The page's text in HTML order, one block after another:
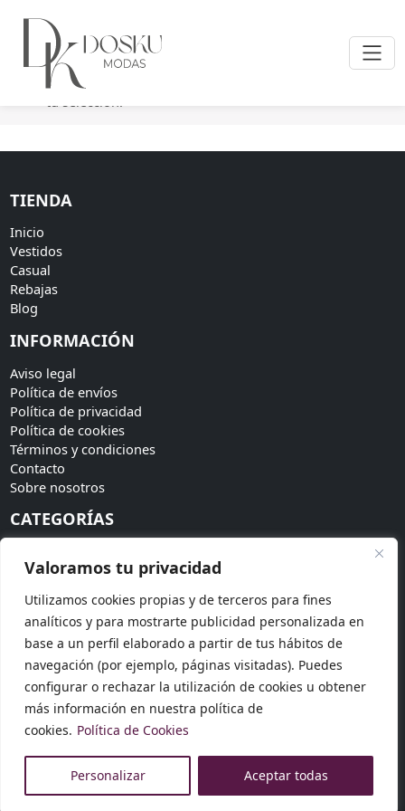
Valoramos tu privacidad
Utilizamos cookies propias y de terceros para fines
analíticos y para mostrarte publicidad personalizada en
base a un perfil elaborado a partir de tus hábitos de
navegación (por ejemplo, páginas visitadas). Puedes
configurar o rechazar la utilización de cookies u obtener
más información en nuestra política de
cookies. Política de Cookies
Personalizar Aceptar todas
No se han encontrado productos que coincidan con
tu selección.
TIENDA
Inicio
Vestidos
Casual
Rebajas
Blog
INFORMACIÓN
Aviso legal
Política de envíos
Política de privacidad
Política de cookies
Términos y condiciones
Contacto
Sobre nosotros
CATEGORÍAS
Invitadas
Tendencias
SÍGUENOS
Síguenos en redes sociales para más novedades: